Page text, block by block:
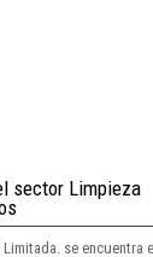
sector Limpieza
se encuentra